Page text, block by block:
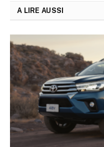
A LIRE AUSSI